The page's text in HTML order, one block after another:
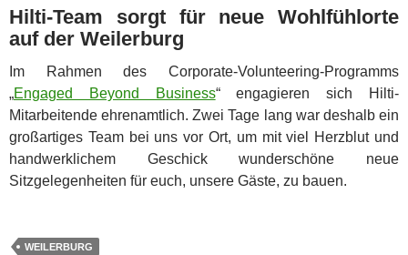
Hilti-Team sorgt für neue Wohlfühlorte
auf der Weilerburg
Im Rahmen des Corporate-Volunteering-Programms
„Engaged Beyond Business“ engagieren sich Hilti-
Mitarbeitende ehrenamtlich. Zwei Tage lang war deshalb ein
großartiges Team bei uns vor Ort, um mit viel Herzblut und
handwerklichem Geschick wunderschöne neue
Sitzgelegenheiten für euch, unsere Gäste, zu bauen.
WEILERBURG